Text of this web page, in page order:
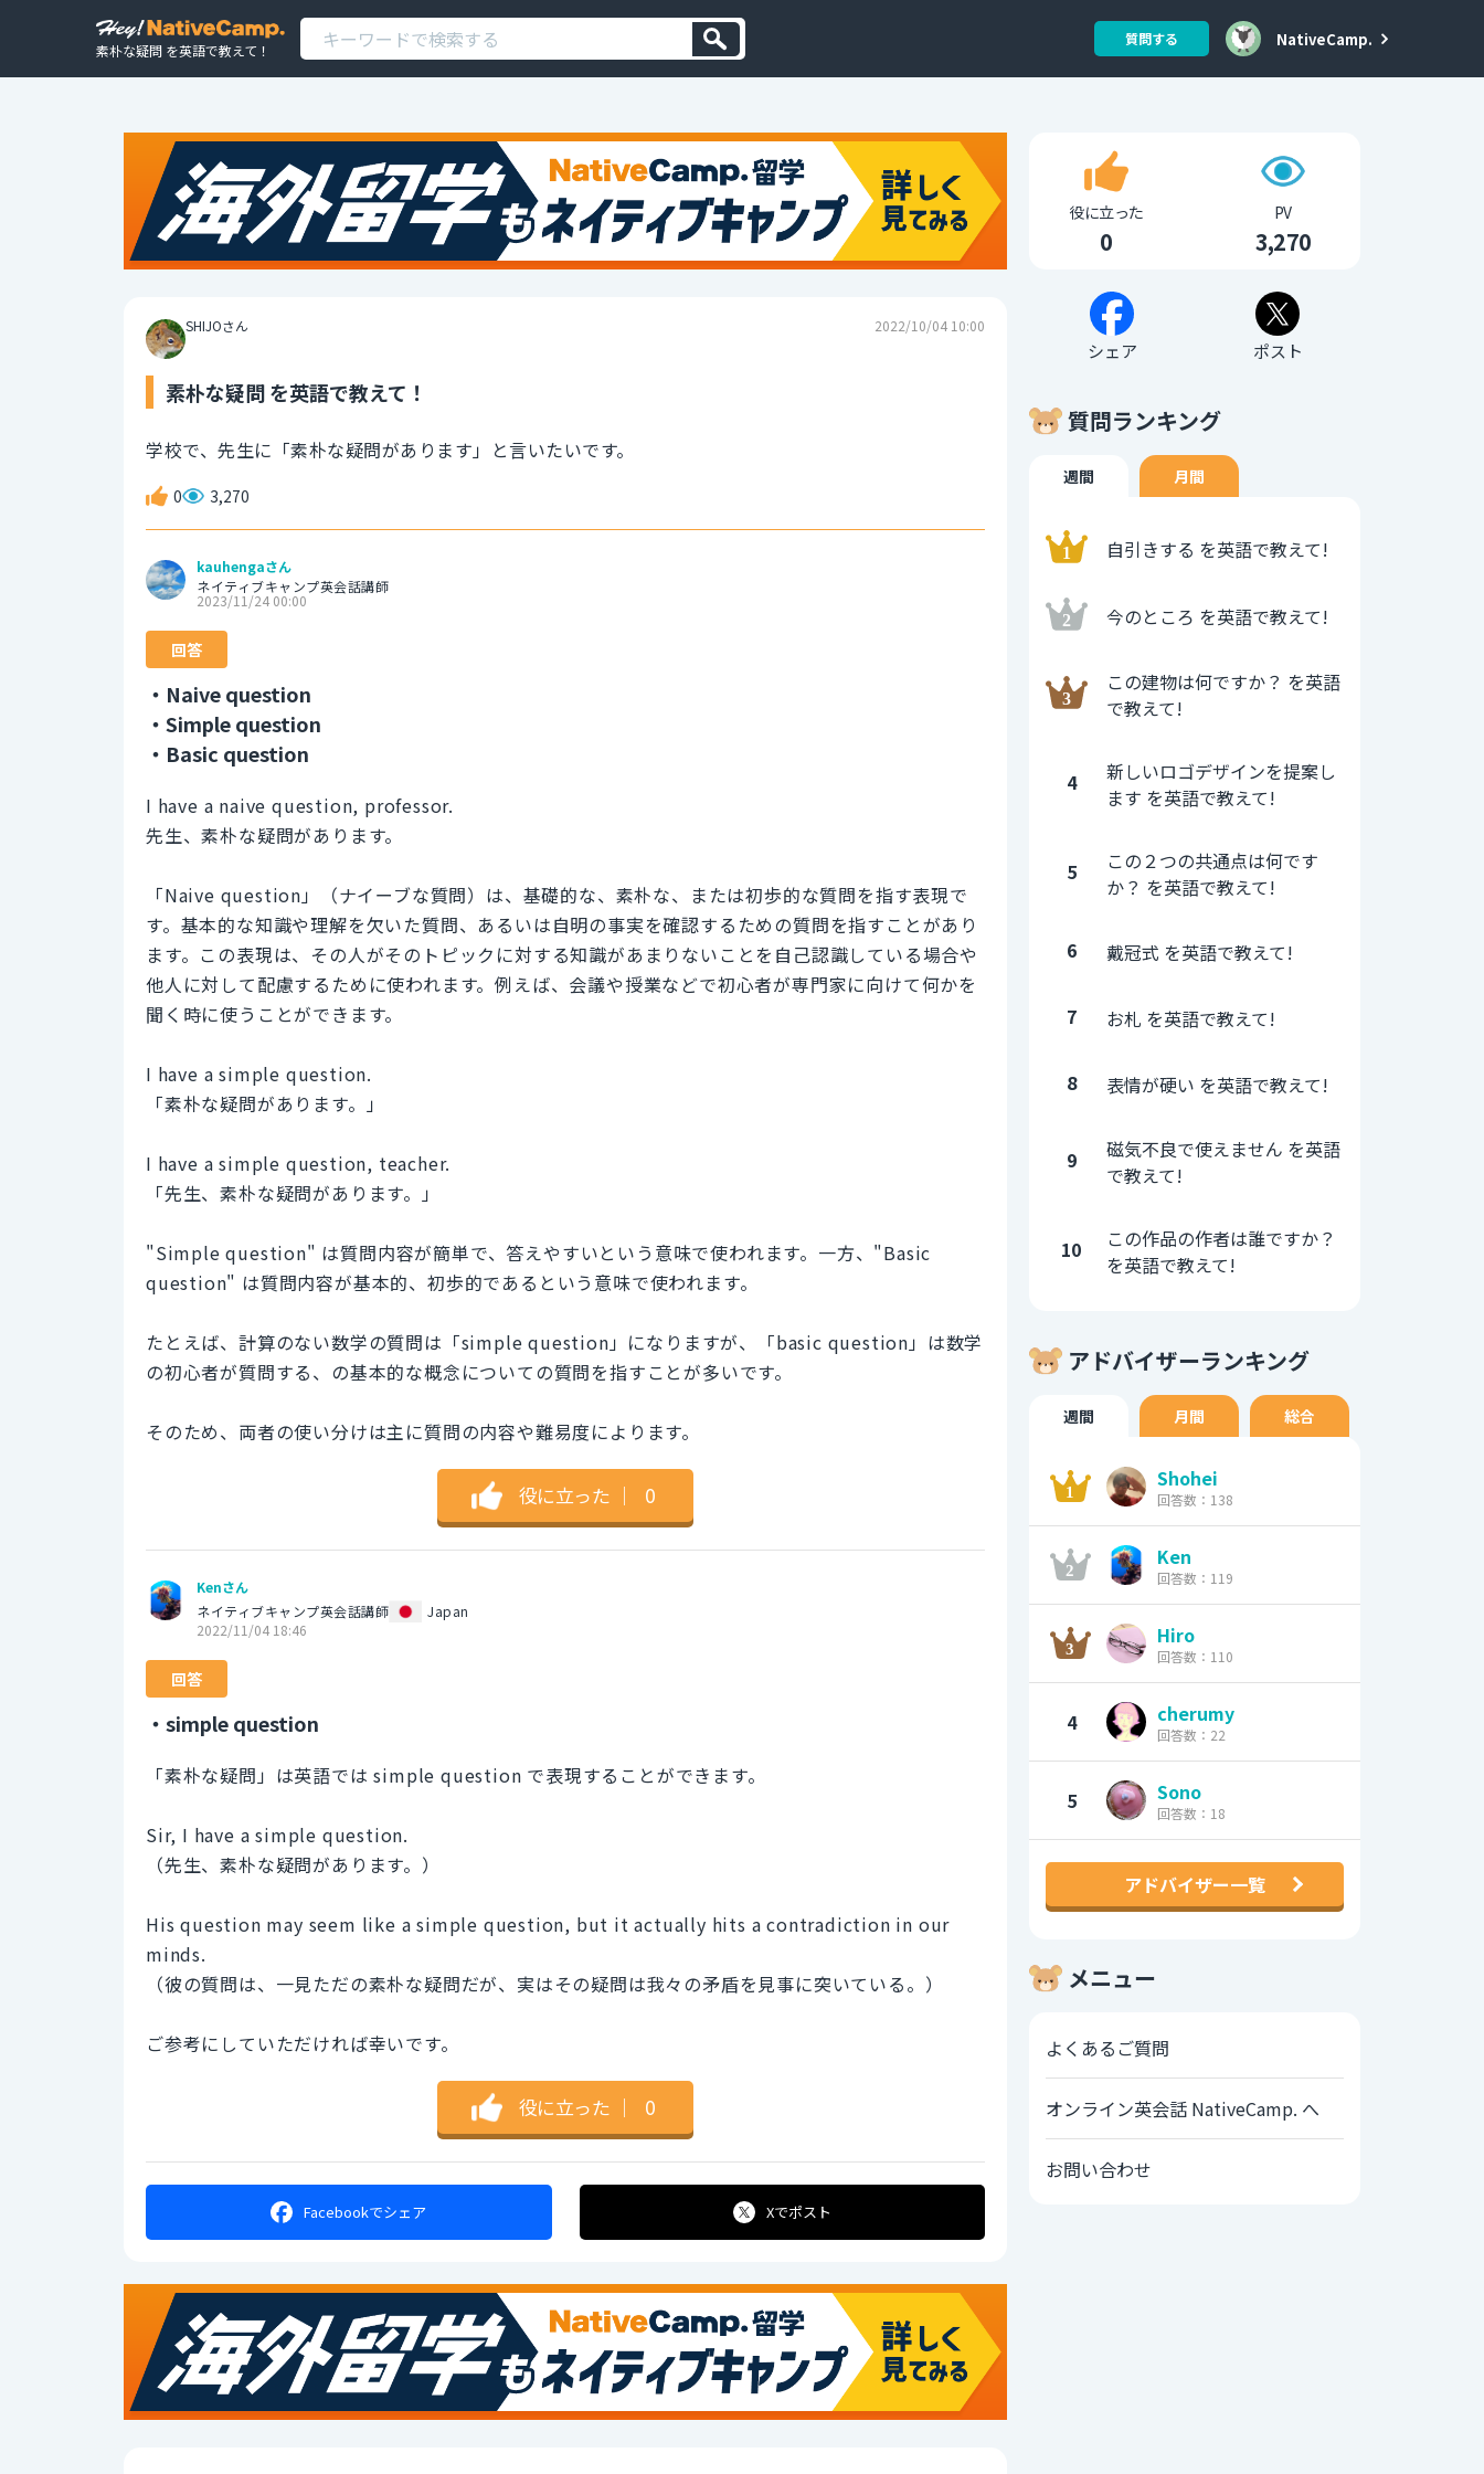
素朴な疑問 を英語で教えて！
質問する NativeCamp.
SHIJOさん 2022/10/04 10:00
素朴な疑問 を英語で教えて！
学校で、先生に「素朴な疑問があります」と言いたいです。
0 3,270
kauhengaさん
ネイティブキャンプ英会話講師
2023/11/24 00:00
回答
・Naive question
・Simple question
・Basic question
I have a naive question, professor.
先生、素朴な疑問があります。
「Naive question」（ナイーブな質問）は、基礎的な、素朴な、または初歩的な質問を指す表現で
す。基本的な知識や理解を欠いた質問、あるいは自明の事実を確認するための質問を指すことがあり
ます。この表現は、その人がそのトピックに対する知識があまりないことを自己認識している場合や
他人に対して配慮するために使われます。例えば、会議や授業などで初心者が専門家に向けて何かを
聞く時に使うことができます。
I have a simple question.
「素朴な疑問があります。」
I have a simple question, teacher.
「先生、素朴な疑問があります。」
"Simple question" は質問内容が簡単で、答えやすいという意味で使われます。一方、"Basic
question" は質問内容が基本的、初歩的であるという意味で使われます。
たとえば、計算のない数学の質問は「simple question」になりますが、「basic question」は数学
の初心者が質問する、の基本的な概念についての質問を指すことが多いです。
そのため、両者の使い分けは主に質問の内容や難易度によります。
役に立った ｜ 0
Kenさん
ネイティブキャンプ英会話講師
Japan
2022/11/04 18:46
回答
・simple question
「素朴な疑問」は英語では simple question で表現することができます。
Sir, I have a simple question.
（先生、素朴な疑問があります。）
His question may seem like a simple question, but it actually hits a contradiction in our
minds.
（彼の質問は、一見ただの素朴な疑問だが、実はその疑問は我々の矛盾を見事に突いている。）
ご参考にしていただければ幸いです。
役に立った ｜ 0
Facebookでシェア Xでポスト
役に立った
0
PV
3,270
シェア ポスト
質問ランキング
週間 月間
自引きする を英語で教えて!
今のところ を英語で教えて!
この建物は何ですか？ を英語
で教えて!
4
新しいロゴデザインを提案し
ます を英語で教えて!
5
この２つの共通点は何です
か？ を英語で教えて!
6 戴冠式 を英語で教えて!
7 お札 を英語で教えて!
8 表情が硬い を英語で教えて!
9
磁気不良で使えません を英語
で教えて!
10
この作品の作者は誰ですか？
を英語で教えて!
アドバイザーランキング
週間 月間 総合
Shohei
回答数：138
Ken
回答数：119
Hiro
回答数：110
4 cherumy
回答数：22
5 Sono
回答数：18
アドバイザー一覧
メニュー
よくあるご質問
オンライン英会話 NativeCamp. へ
お問い合わせ